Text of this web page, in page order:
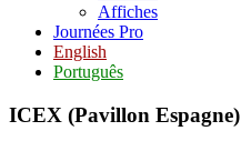
Affiches
Journées Pro
English
Português
ICEX (Pavillon Espagne)